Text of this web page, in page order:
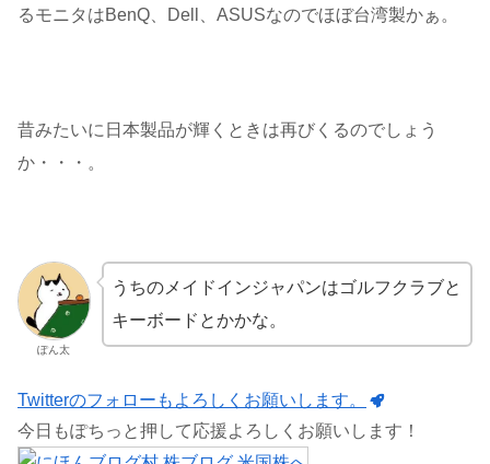
るモニタはBenQ、Dell、ASUSなのでほぼ台湾製かぁ。
昔みたいに日本製品が輝くときは再びくるのでしょう
か・・・。
ぽん太
うちのメイドインジャパンはゴルフクラブと
キーボードとかかな。
Twitterのフォローもよろしくお願いします。
今日もぽちっと押して応援よろしくお願いします！